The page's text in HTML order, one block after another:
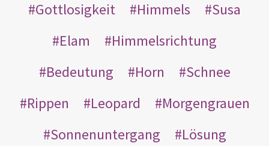
Gottlosigkeit
Himmels
Susa
Elam
Himmelsrichtung
Bedeutung
Horn
Schnee
Rippen
Leopard
Morgengrauen
Sonnenuntergang
Lösung